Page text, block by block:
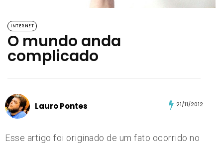
INTERNET
O mundo anda
complicado
Lauro Pontes 21/11/2012
Esse artigo foi originado de um fato ocorrido no